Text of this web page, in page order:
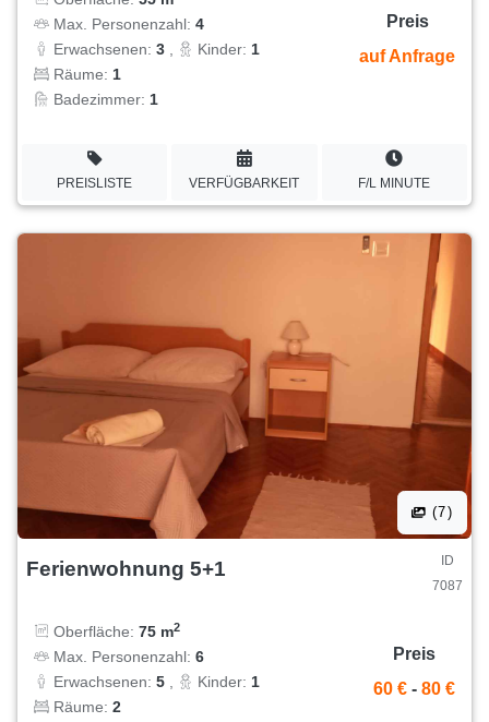
Max. Personenzahl: 4
Erwachsenen: 3 Kinder: 1
Räume: 1
Badezimmer: 1
Preis
auf Anfrage
PREISLISTE VERFÜGBARKEIT F/L MINUTE
(7)
Ferienwohnung 5+1
ID
7087
Oberfläche: 75 m2
Max. Personenzahl: 6
Erwachsenen: 5 Kinder: 1
Räume: 2
Preis
60 € - 80 €